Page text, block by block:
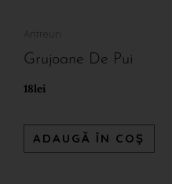
Antreuri
Grujoane De Pui
18lei
ADAUGĂ ÎN COȘ